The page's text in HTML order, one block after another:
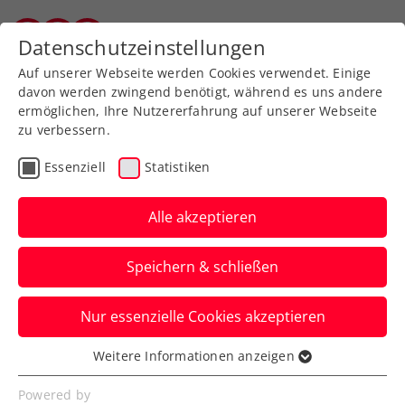
Zurück zur Newsübersicht
Turniere
Starke ÖTV-Jugend räumt
bei Tennis-Europe-
Heimturnier in Bad
Waltersdorf groß ab
Gleich sieben der acht Bewerbe beim
U14- und U16-Event in der Steiermark
gehen an den heimischen Nachwuchs.
Datenschutzeinstellungen
Auf unserer Webseite werden Cookies verwendet. Einige
davon werden zwingend benötigt, während es uns andere
ermöglichen, Ihre Nutzererfahrung auf unserer Webseite
zu verbessern.
Essenziell Statistiken
Alle akzeptieren
Speichern & schließen
Nur essenzielle Cookies akzeptieren
Essenziell
Essenzielle Cookies werden für grundlegende
Weitere Informationen anzeigen
Powered by